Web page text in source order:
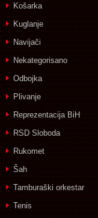
Košarka
Kuglanje
Navijači
Nekategorisano
Odbojka
Plivanje
Reprezentacija BiH
RSD Sloboda
Rukomet
Šah
Tamburaški orkestar
Tenis